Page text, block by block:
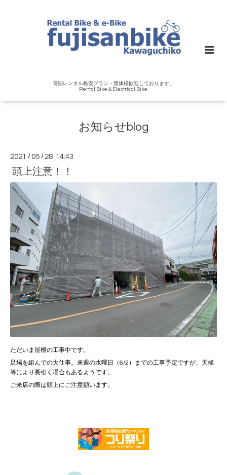
長期レンタル格安プラン・団体様歓迎しております。
Rental Bike＆Electrical Bike
お知らせblog
2021 /05 / 28 14:43
頭上注意！！
ただいま屋根の工事中です。
足場を組んでの大仕事。来週の水曜日（6/2）までの工事予定ですが、 天候
等により長引く場合もあるようです。
ご来店の際は頭上にご注意願います。